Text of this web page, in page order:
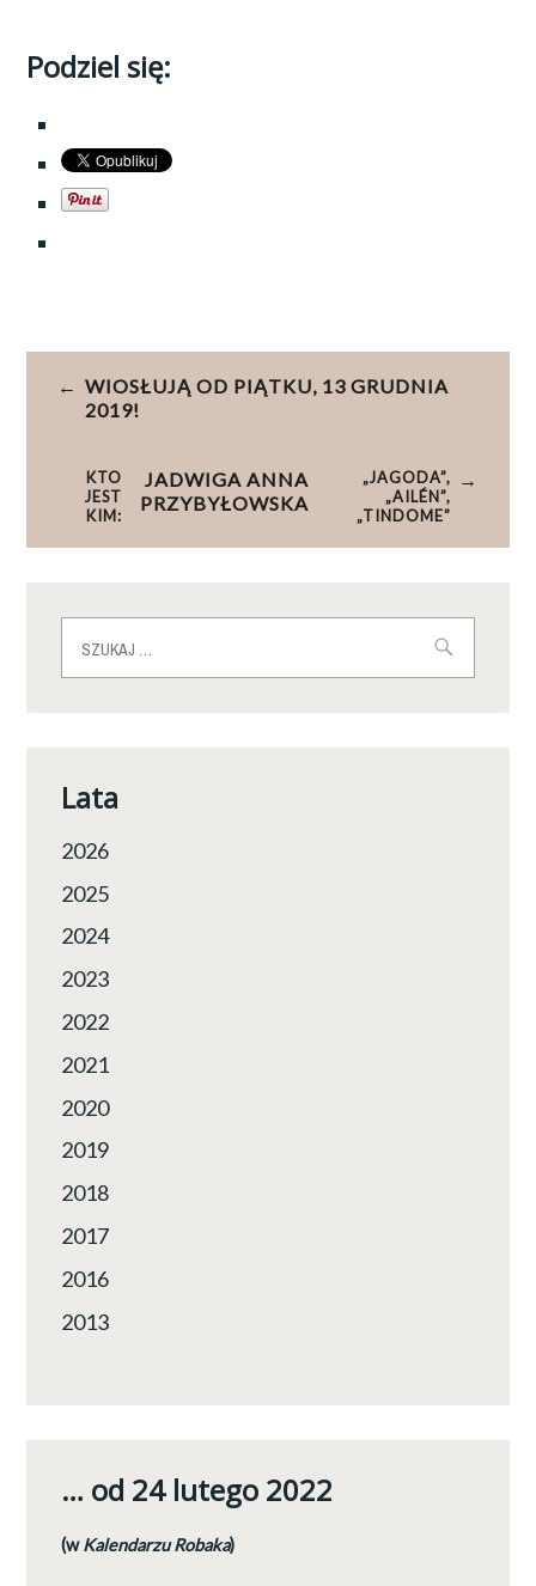
Podziel się:
TOBAGO,
TRINIDAD
Nawigacja
wpisu
WIOSŁUJĄ OD PIĄTKU, 13 GRUDNIA
2019!
KTO
JEST
KIM:
JADWIGA ANNA
PRZYBYŁOWSKA
„JAGODA”,
„AILÉN”,
„TINDOME”
Lata
2026
2025
2024
2023
2022
2021
2020
2019
2018
2017
2016
2013
… od 24 lutego 2022
(wKalendarzu Robaka)